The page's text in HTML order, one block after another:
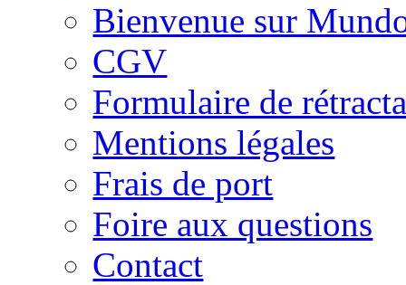
Bienvenue sur
CGV
Formulaire de
Mentions légales
Frais de port
Foire aux questions
Contact